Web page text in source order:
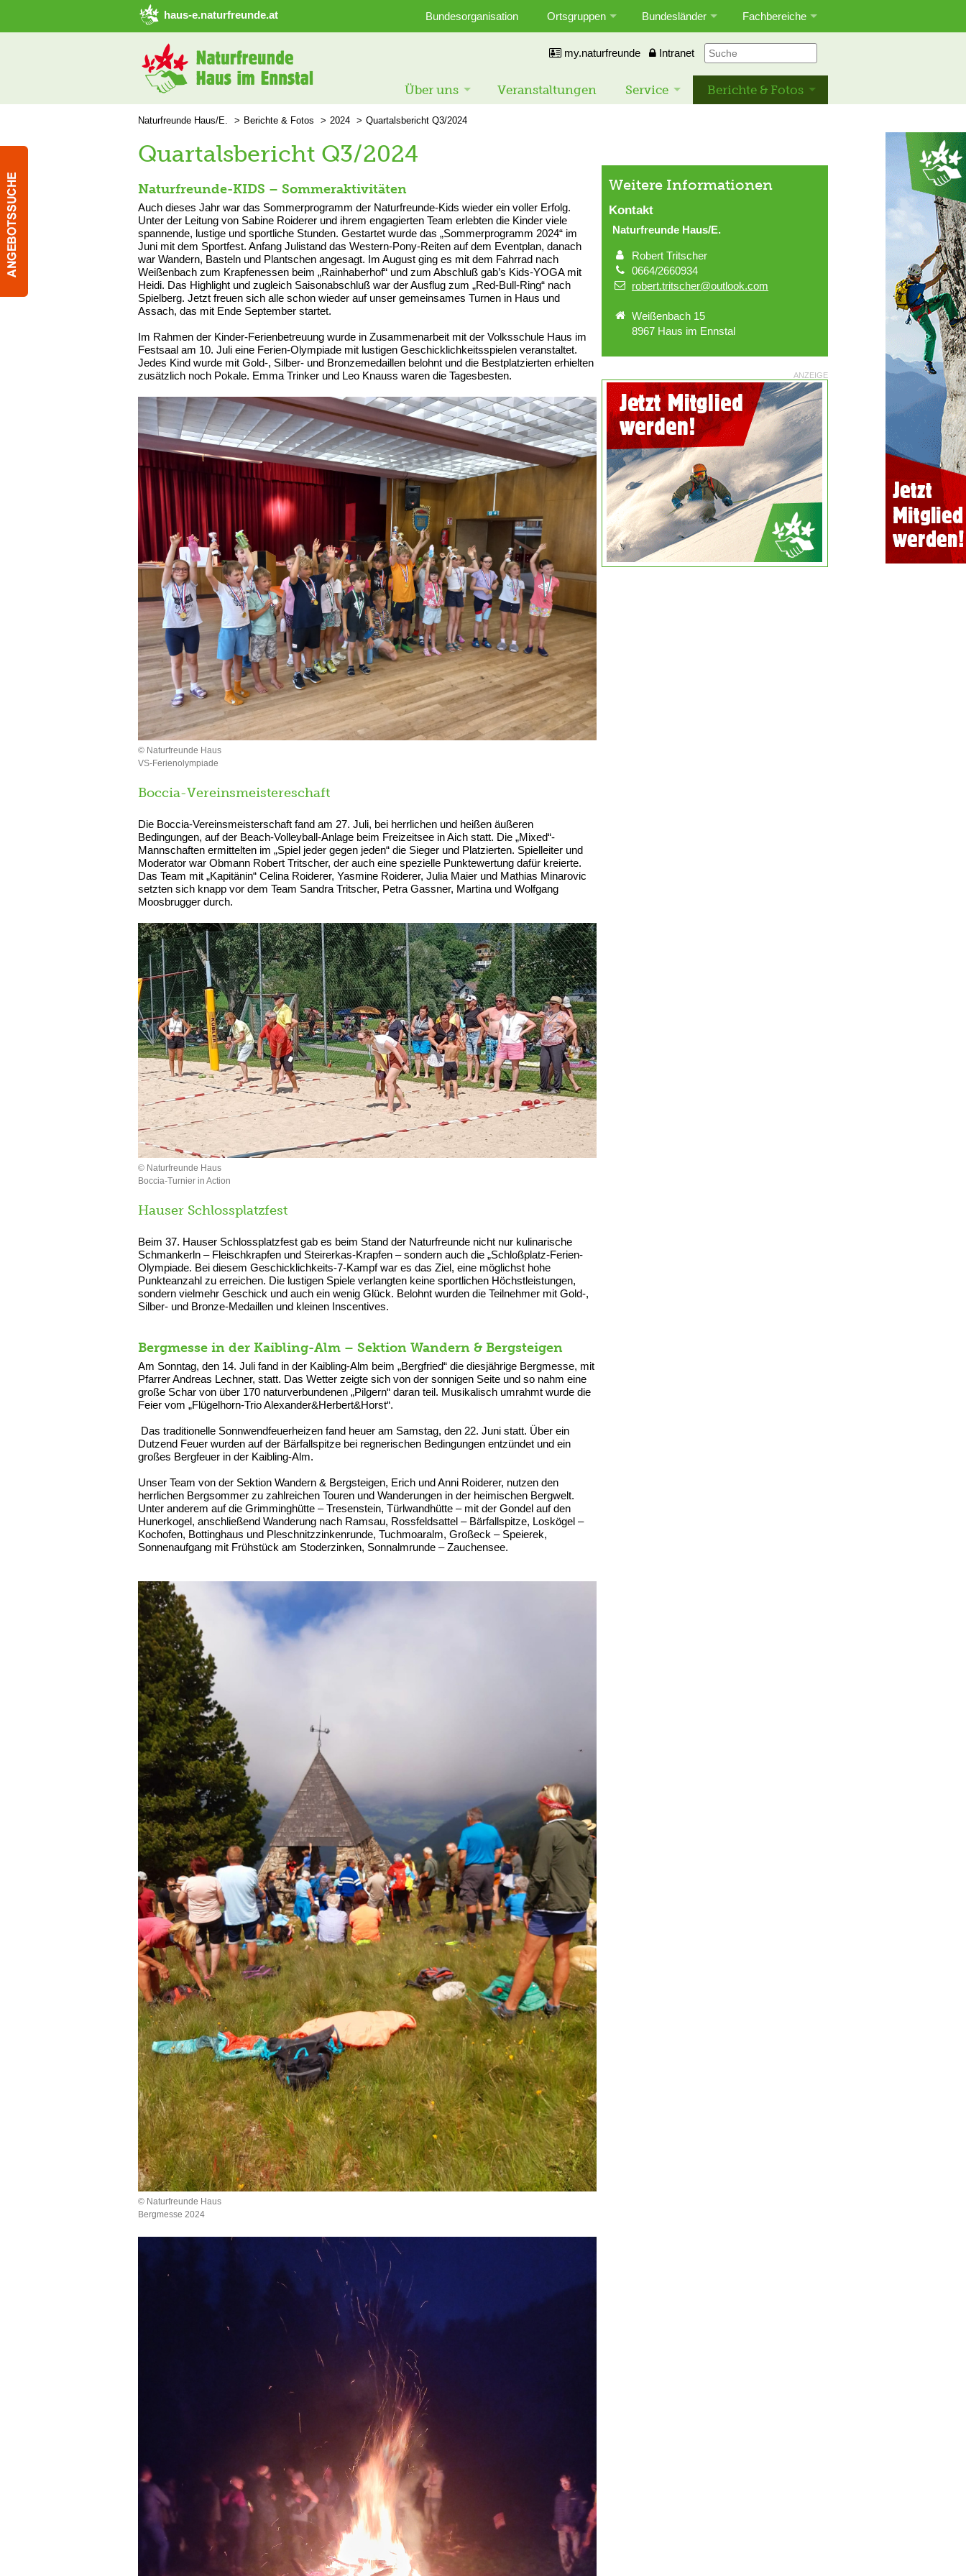
➜ Hauptregion der Seite anspringen
haus-e.naturfreunde.at Bundesorganisation Ortsgruppen Bundesländer Fachbereiche
my.naturfreunde Intranet
Über uns Veranstaltungen Service Berichte & Fotos
Naturfreunde Haus/E. Berichte & Fotos 2024 Quartalsbericht Q3/2024
Quartalsbericht Q3/2024
Naturfreunde-KIDS – Sommeraktivitäten
Auch dieses Jahr war das Sommerprogramm der Naturfreunde-Kids wieder ein voller Erfolg.
Unter der Leitung von Sabine Roiderer und ihrem engagierten Team erlebten die Kinder viele
spannende, lustige und sportliche Stunden. Gestartet wurde das „Sommerprogramm 2024“ im
Juni mit dem Sportfest. Anfang Julistand das Western-Pony-Reiten auf dem Eventplan, danach
war Wandern, Basteln und Plantschen angesagt. Im August ging es mit dem Fahrrad nach
Weißenbach zum Krapfenessen beim „Rainhaberhof“ und zum Abschluß gab’s Kids-YOGA mit
Heidi. Das Highlight und zugleich Saisonabschluß war der Ausflug zum „Red-Bull-Ring“ nach
Spielberg. Jetzt freuen sich alle schon wieder auf unser gemeinsames Turnen in Haus und
Assach, das mit Ende September startet.
Im Rahmen der Kinder-Ferienbetreuung wurde in Zusammenarbeit mit der Volksschule Haus im
Festsaal am 10. Juli eine Ferien-Olympiade mit lustigen Geschicklichkeitsspielen veranstaltet.
Jedes Kind wurde mit Gold-, Silber- und Bronzemedaillen belohnt und die Bestplatzierten erhielten
zusätzlich noch Pokale. Emma Trinker und Leo Knauss waren die Tagesbesten.
© Naturfreunde Haus
VS-Ferienolympiade
Boccia-Vereinsmeistereschaft
Die Boccia-Vereinsmeisterschaft fand am 27. Juli, bei herrlichen und heißen äußeren
Bedingungen, auf der Beach-Volleyball-Anlage beim Freizeitsee in Aich statt. Die „Mixed“-
Mannschaften ermittelten im „Spiel jeder gegen jeden“ die Sieger und Platzierten. Spielleiter und
Moderator war Obmann Robert Tritscher, der auch eine spezielle Punktewertung dafür kreierte.
Das Team mit „Kapitänin“ Celina Roiderer, Yasmine Roiderer, Julia Maier und Mathias Minarovic
setzten sich knapp vor dem Team Sandra Tritscher, Petra Gassner, Martina und Wolfgang
Moosbrugger durch.
© Naturfreunde Haus
Boccia-Turnier in Action
Hauser Schlossplatzfest
Beim 37. Hauser Schlossplatzfest gab es beim Stand der Naturfreunde nicht nur kulinarische
Schmankerln – Fleischkrapfen und Steirerkas-Krapfen – sondern auch die „Schloßplatz-Ferien-
Olympiade. Bei diesem Geschicklichkeits-7-Kampf war es das Ziel, eine möglichst hohe
Punkteanzahl zu erreichen. Die lustigen Spiele verlangten keine sportlichen Höchstleistungen,
sondern vielmehr Geschick und auch ein wenig Glück. Belohnt wurden die Teilnehmer mit Gold-,
Silber- und Bronze-Medaillen und kleinen Inscentives.
Bergmesse in der Kaibling-Alm – Sektion Wandern & Bergsteigen
Am Sonntag, den 14. Juli fand in der Kaibling-Alm beim „Bergfried“ die diesjährige Bergmesse, mit
Pfarrer Andreas Lechner, statt. Das Wetter zeigte sich von der sonnigen Seite und so nahm eine
große Schar von über 170 naturverbundenen „Pilgern“ daran teil. Musikalisch umrahmt wurde die
Feier vom „Flügelhorn-Trio Alexander&Herbert&Horst“.
Das traditionelle Sonnwendfeuerheizen fand heuer am Samstag, den 22. Juni statt. Über ein
Dutzend Feuer wurden auf der Bärfallspitze bei regnerischen Bedingungen entzündet und ein
großes Bergfeuer in der Kaibling-Alm.
Unser Team von der Sektion Wandern & Bergsteigen, Erich und Anni Roiderer, nutzen den
herrlichen Bergsommer zu zahlreichen Touren und Wanderungen in der heimischen Bergwelt.
Unter anderem auf die Grimminghütte – Tresenstein, Türlwandhütte – mit der Gondel auf den
Hunerkogel, anschließend Wanderung nach Ramsau, Rossfeldsattel – Bärfallspitze, Loskögel –
Kochofen, Bottinghaus und Pleschnitzzinkenrunde, Tuchmoaralm, Großeck – Speierek,
Sonnenaufgang mit Frühstück am Stoderzinken, Sonnalmrunde – Zauchensee.
© Naturfreunde Haus
Bergmesse 2024
Weitere Informationen
Kontakt
Naturfreunde Haus/E.
Robert Tritscher
0664/2660934
robert.tritscher@outlook.com
Weißenbach 15
8967 Haus im Ennstal
ANZEIGE